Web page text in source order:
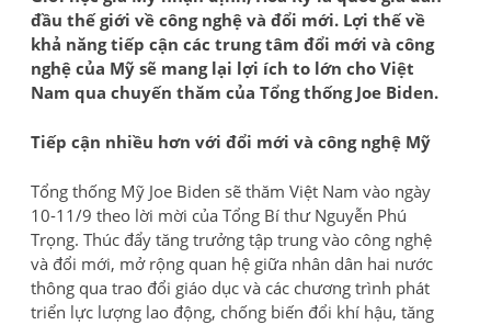
đầu thế giới về công nghệ và đổi mới. Lợi thế về
khả năng tiếp cận các trung tâm đổi mới và công
nghệ của Mỹ sẽ mang lại lợi ích to lớn cho Việt
Nam qua chuyến thăm của Tổng thống Joe Biden.
Tiếp cận nhiều hơn với đổi mới và công nghệ Mỹ
Tổng thống Mỹ Joe Biden sẽ thăm Việt Nam vào ngày
10-11/9 theo lời mời của Tổng Bí thư Nguyễn Phú
Trọng. Thúc đẩy tăng trưởng tập trung vào công nghệ
và đổi mới, mở rộng quan hệ giữa nhân dân hai nước
thông qua trao đổi giáo dục và các chương trình phát
triển lực lượng lao động, chống biến đổi khí hậu, tăng